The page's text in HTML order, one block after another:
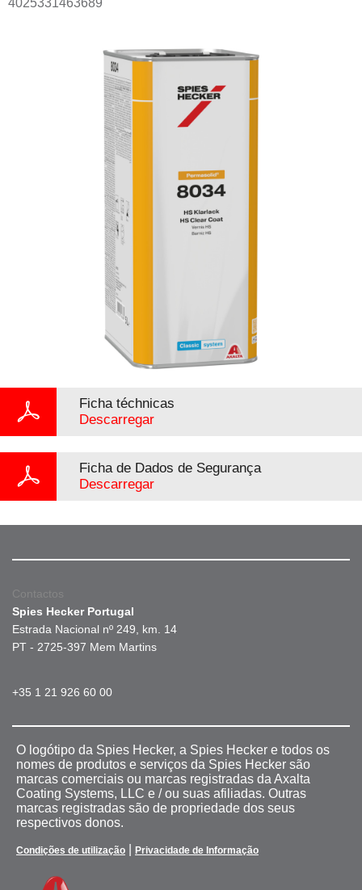
4025331463689
Ficha téchnicas
Descarregar
Ficha de Dados de Segurança
Descarregar
Contactos
Spies Hecker Portugal
Estrada Nacional nº 249, km. 14
PT - 2725-397 Mem Martins
+35 1 21 926 60 00
O logótipo da Spies Hecker, a Spies Hecker e todos os
nomes de produtos e serviços da Spies Hecker são
marcas comerciais ou marcas registradas da Axalta
Coating Systems, LLC e / ou suas afiliadas. Outras
marcas registradas são de propriedade dos seus
respectivos donos.
Condições de utilização Privacidade de Informação